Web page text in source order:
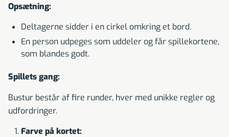
Opsætning:
Deltagerne sidder i en cirkel omkring et bord.
En person udpeges som uddeler og får spillekortene,
som blandes godt.
Spillets gang:
Bustur består af fire runder, hver med unikke regler og
udfordringer.
Farve på kortet: